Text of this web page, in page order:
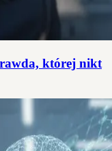
której nikt